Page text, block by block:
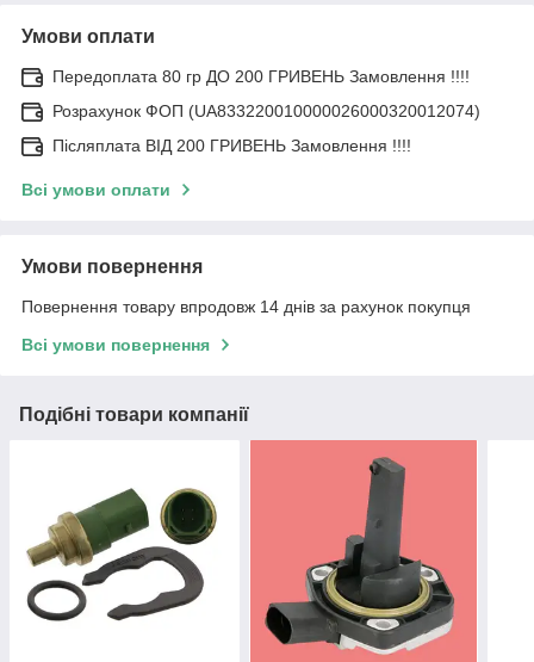
Умови оплати
Передоплата 80 гр ДО 200 ГРИВЕНЬ Замовлення !!!!
Розрахунок ФОП (UA833220010000026000320012074)
Післяплата ВІД 200 ГРИВЕНЬ Замовлення !!!!
Всі умови оплати
Умови повернення
Повернення товару впродовж 14 днів за рахунок покупця
Всі умови повернення
Подібні товари компанії